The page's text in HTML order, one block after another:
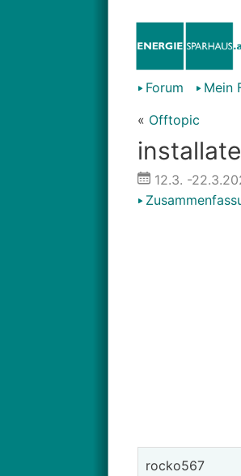
Forum Mein
« Offtopic
12.3. -
rocko567